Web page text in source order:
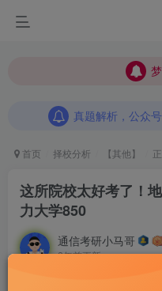
真题解析，公众
真题解析，公众
首页 择校分析 【其他】
这所院校太好考了！
力大学850
通信考研小马哥
2年前更新